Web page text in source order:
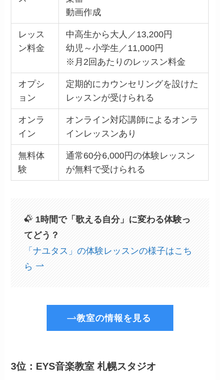
動画作成
レッス
ン料金
中高生から大人／13,200円
幼児～小学生／11,000円
※月2回あたりのレッスン料金
オプシ
ョン
定期的にカウンセリングを設けた
レッスンが受けられる
オンラ
イン
オンライン対応講師によるオンラ
インレッスンあり
無料体
験
通常60分6,000円の体験レッスン
が無料で受けられる
1時間で「歌える自分」に変わる体験っ
てどう？
「ナユタス」の体験レッスンの様子はこち
ら
教室の情報を見る
3位：EYS音楽教室 札幌スタジオ